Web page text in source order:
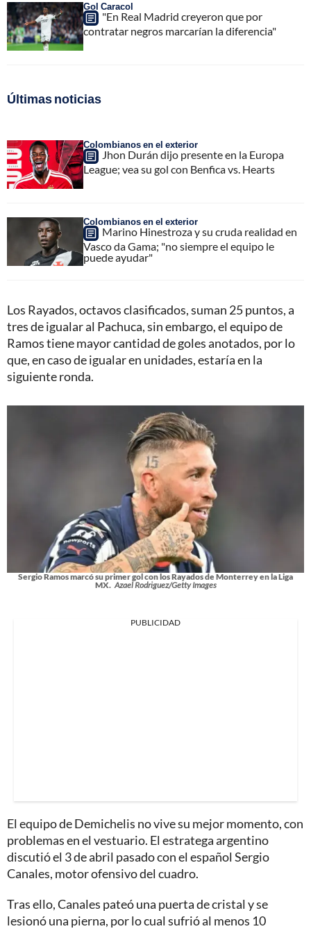
Gol Caracol
"En Real Madrid creyeron que por
contratar negros marcarían la diferencia"
Últimas noticias
Colombianos en el exterior
Jhon Durán dijo presente en la Europa
League; vea su gol con Benfica vs. Hearts
Colombianos en el exterior
Marino Hinestroza y su cruda realidad en
Vasco da Gama; "no siempre el equipo le
puede ayudar"
Los Rayados, octavos clasificados, suman 25 puntos, a
tres de igualar al Pachuca, sin embargo, el equipo de
Ramos tiene mayor cantidad de goles anotados, por lo
que, en caso de igualar en unidades, estaría en la
siguiente ronda.
Sergio Ramos marcó su primer gol con los Rayados de Monterrey en la Liga
MX. Azael Rodriguez/Getty Images
PUBLICIDAD
El equipo de Demichelis no vive su mejor momento, con
problemas en el vestuario. El estratega argentino
discutió el 3 de abril pasado con el español Sergio
Canales, motor ofensivo del cuadro.
Tras ello, Canales pateó una puerta de cristal y se
lesionó una pierna, por lo cual sufrió al menos 10